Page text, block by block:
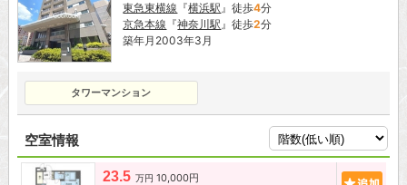
東急東横線 『横浜駅』徒歩4分
京急本線 『神奈川駅』徒歩2分
築年月2003年3月
タワーマンション
空室情報
23.5 万円 10,000円